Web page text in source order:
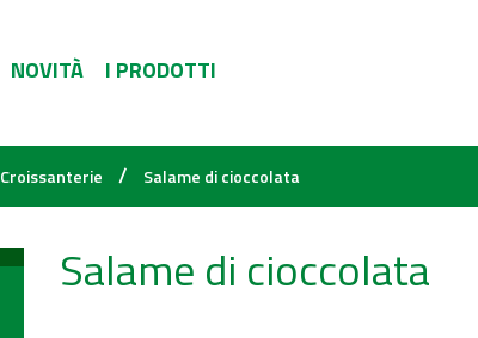
NOVITÀ I PRODOTTI
Croissanterie / Salame di cioccolata
Salame di cioccolata